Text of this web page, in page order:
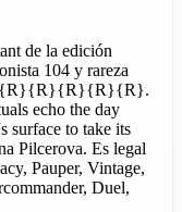
de la edición
104 y rareza
{R}{R}{R}{R}{R}.
echo the day
surface to take its
Pilcerova. Es legal
Pauper, Vintage,
Duel,